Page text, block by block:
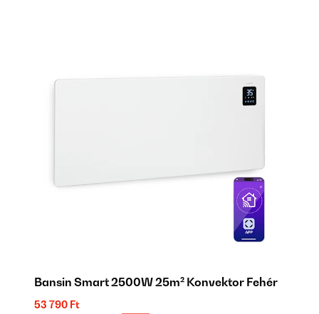
Bansin Smart 2500W 25m² Konvektor Fehér
53 790 Ft